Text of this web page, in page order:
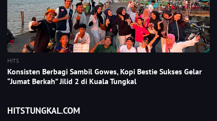
HITS
Konsisten Berbagi Sambil Gowes, Kopi Bestie Sukses Gelar
“Jumat Berkah” Jilid 2 di Kuala Tungkal
HITSTUNGKAL.COM